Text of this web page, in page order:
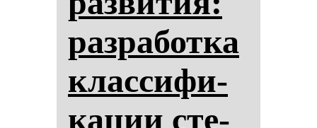
раз­ра­бот­ка
клас­си­фи­
ка­ции сте­